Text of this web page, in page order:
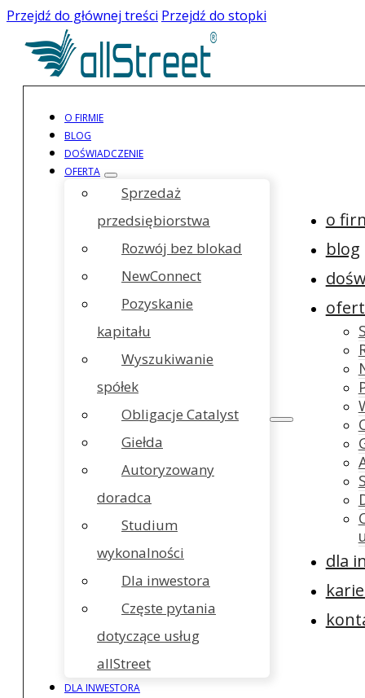
Przejdź do głównej treści Przejdź do stopki
O FIRMIE
BLOG
DOŚWIADCZENIE
OFERTA
Sprzedaż
przedsiębiorstwa
Rozwój bez blokad
NewConnect
Pozyskanie
kapitału
Wyszukiwanie
spółek
Obligacje Catalyst
Giełda
Autoryzowany
doradca
Studium
wykonalności
Dla inwestora
Częste pytania
dotyczące usług
allStreet
DLA INWESTORA
o
blog
dla